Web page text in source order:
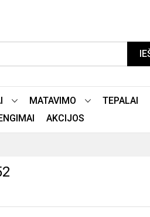
MATAVIMO TEPALAI
AKCIJOS